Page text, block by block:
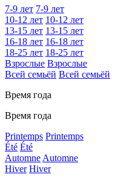
7-9 лет 7-9 лет
10-12 лет 10-12 лет
13-15 лет 13-15 лет
16-18 лет 16-18 лет
18-25 лет 18-25 лет
Взрослые Взрослые
Всей семьёй Всей семьёй
Время года
Время года
Printemps Printemps
Été Été
Automne Automne
Hiver Hiver